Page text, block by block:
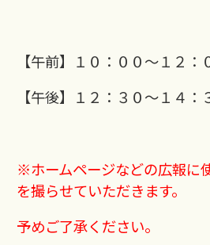
【午前】１０：００～１２：
【午後】１２：３０～１４：
※ホームページなどの広報に
を撮らせていただきます。
予めご了承ください。